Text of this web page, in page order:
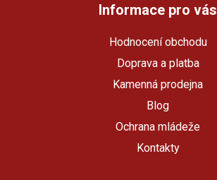
Informace pro vás
Hodnocení obchodu
Doprava a platba
Kamenná prodejna
Blog
Ochrana mládeže
Kontakty